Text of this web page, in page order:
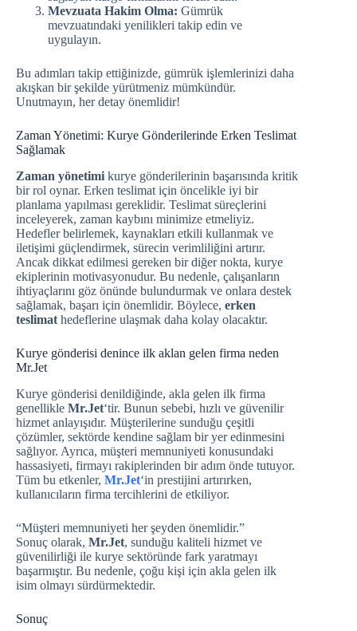
Mevzuata Hakim Olma: Gümrük
mevzuatındaki yenilikleri takip edin ve
uygulayın.
Bu adımları takip ettiğinizde, gümrük işlemlerinizi daha
akışkan bir şekilde yürütmeniz mümkündür.
Unutmayın, her detay önemlidir!
Zaman Yönetimi: Kurye Gönderilerinde Erken Teslimat
Sağlamak
Zaman yönetimi kurye gönderilerinin başarısında kritik
bir rol oynar. Erken teslimat için öncelikle iyi bir
planlama yapılması gereklidir. Teslimat süreçlerini
inceleyerek, zaman kaybını minimize etmeliyiz.
Hedefler belirlemek, kaynakları etkili kullanmak ve
iletişimi güçlendirmek, sürecin verimliliğini artırır.
Ancak dikkat edilmesi gereken bir diğer nokta, kurye
ekiplerinin motivasyonudur. Bu nedenle, çalışanların
ihtiyaçlarını göz önünde bulundurmak ve onlara destek
sağlamak, başarı için önemlidir. Böylece, erken
teslimat hedeflerine ulaşmak daha kolay olacaktır.
Kurye gönderisi denince ilk aklan gelen firma neden
Mr.Jet
Kurye gönderisi denildiğinde, akla gelen ilk firma
genellikle Mr.Jet‘tir. Bunun sebebi, hızlı ve güvenilir
hizmet anlayışıdır. Müşterilerine sunduğu çeşitli
çözümler, sektörde kendine sağlam bir yer edinmesini
sağlıyor. Ayrıca, müşteri memnuniyeti konusundaki
hassasiyeti, firmayı rakiplerinden bir adım önde tutuyor.
Tüm bu etkenler, Mr.Jet‘in prestijini artırırken,
kullanıcıların firma tercihlerini de etkiliyor.
“Müşteri memnuniyeti her şeyden önemlidir.”
Sonuç olarak, Mr.Jet, sunduğu kaliteli hizmet ve
güvenilirliği ile kurye sektöründe fark yaratmayı
başarmıştır. Bu nedenle, çoğu kişi için akla gelen ilk
isim olmayı sürdürmektedir.
Sonuç